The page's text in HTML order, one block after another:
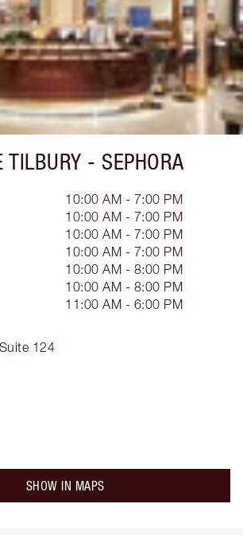
TILBURY - SEPHORA
Suite 124
10:00 AM - 7:00 PM
10:00 AM - 7:00 PM
10:00 AM - 7:00 PM
10:00 AM - 7:00 PM
10:00 AM - 8:00 PM
10:00 AM - 8:00 PM
11:00 AM - 6:00 PM
SHOW IN MAPS